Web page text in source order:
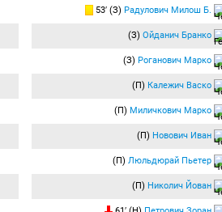
53′ (З) Радулович Милош Б.
(З) Ойданич Бранко
(З) Роганович Марко
(П) Калежич Васко
(П) Миличкович Марко
(П) Новович Иван
(П) Люльдюрай Пьетер
(П) Николич Йован